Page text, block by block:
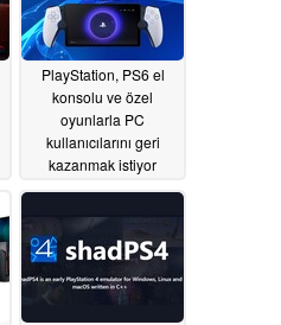
PlayStation, PS6 el
konsolu ve özel
oyunlarla PC
kullanıcılarını geri
kazanmak istiyor
06/30/2026